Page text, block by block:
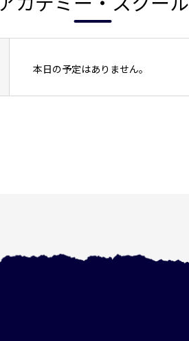
本日の予定はありません。